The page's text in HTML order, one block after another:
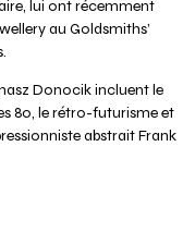
lui ont récemment
au Goldsmiths’
Donocik incluent le
80, le rétro-futurisme et
abstrait Frank